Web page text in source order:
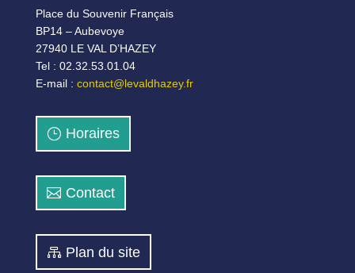
Place du Souvenir Français
BP14 – Aubevoye
27940 LE VAL D’HAZEY
Tel : 02.32.53.01.04
E-mail : contact@levaldhazey.fr
Horaires
Contact
Plan du site